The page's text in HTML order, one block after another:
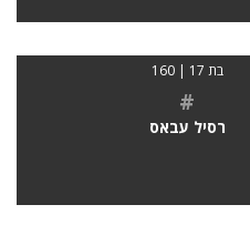
בת 17 | 160
#
רסיל עבאס